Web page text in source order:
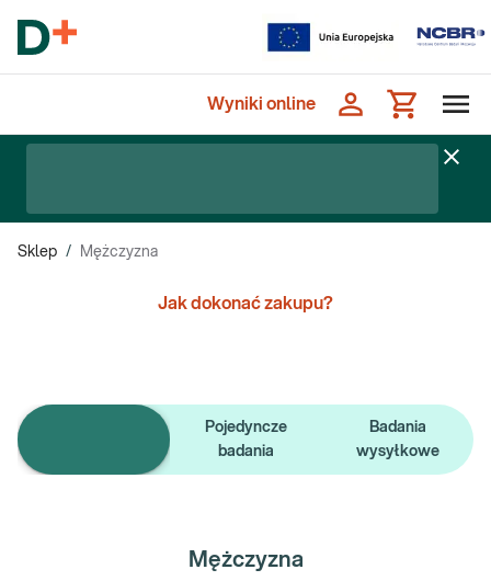
Wyniki online
Sklep / Mężczyzna
Jak dokonać zakupu?
Pojedyncze
badania
Badania
wysyłkowe
Mężczyzna